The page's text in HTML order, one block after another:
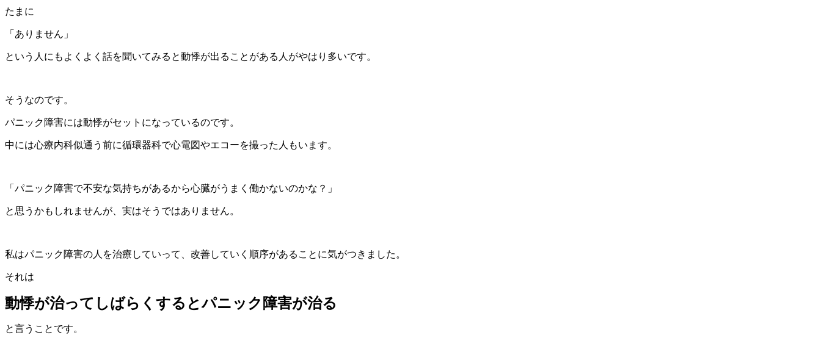
たまに
「ありません」
という人にもよくよく話を聞いてみると動悸が出ることがある人がやはり多いです。
そうなのです。
パニック障害には動悸がセットになっているのです。
中には心療内科似通う前に循環器科で心電図やエコーを撮った人もいます。
「パニック障害で不安な気持ちがあるから心臓がうまく働かないのかな？」
と思うかもしれませんが、実はそうではありません。
私はパニック障害の人を治療していって、改善していく順序があることに気がつきました。
それは
動悸が治ってしばらくするとパニック障害が治る
と言うことです。